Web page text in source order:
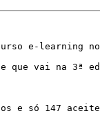
e-learning
que vai na 3ª
e só 147